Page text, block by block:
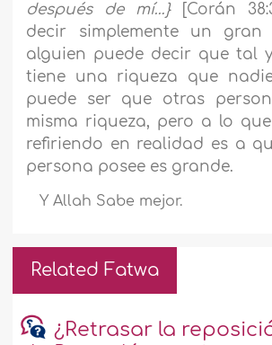
después de mí…}[Corán
decir simplemente un gran
alguien puede decir que tal
tiene una riqueza que
puede ser que otras
misma riqueza, pero a lo
refiriendo en realidad es a
persona posee es grande.
Y Allah Sabe mejor.
Related Fatwa
¿Retrasar la